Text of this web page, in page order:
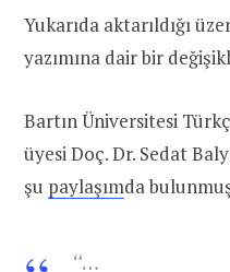
Yukarıda aktarıldığı
yazımına dair bir
Bartın Üniversitesi
üyesi Doç. Dr. Sedat
şu paylaşımda
“…